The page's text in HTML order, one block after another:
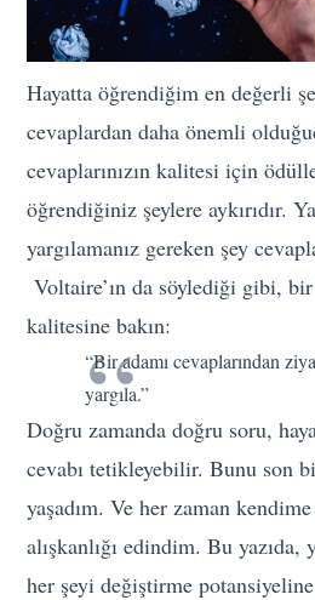
Hayatta öğrendiğim en değerli
cevaplardan daha önemli
cevaplarınızın kalitesi için
öğrendiğiniz şeylere aykırıdır.
yargılamanız gereken şey
Voltaire’ın da söylediği gibi,
kalitesine bakın:
“Bir adamı cevaplarından
yargıla.”
Doğru zamanda doğru soru,
cevabı tetikleyebilir. Bunu son
yaşadım. Ve her zaman
alışkanlığı edindim. Bu yazıda,
her şeyi değiştirme